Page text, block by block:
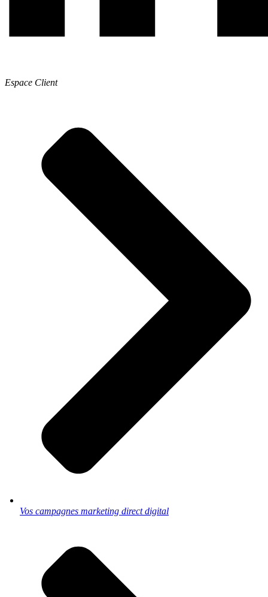
Espace Client
Vos campagnes marketing direct digital